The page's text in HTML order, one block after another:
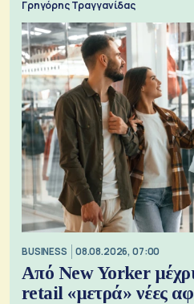
Γρηγόρης Τραγγανίδας
BUSINESS 08.08.2026, 07:00
Από New Yorker
retail «μετρά» νέες